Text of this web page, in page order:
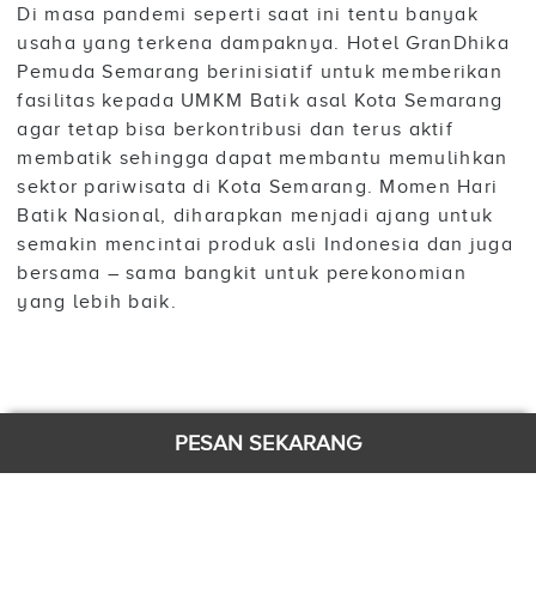
Di masa pandemi seperti saat ini tentu banyak
usaha yang terkena dampaknya. Hotel GranDhika
Pemuda Semarang berinisiatif untuk memberikan
fasilitas kepada UMKM Batik asal Kota Semarang
agar tetap bisa berkontribusi dan terus aktif
membatik sehingga dapat membantu memulihkan
sektor pariwisata di Kota Semarang. Momen Hari
Batik Nasional, diharapkan menjadi ajang untuk
semakin mencintai produk asli Indonesia dan juga
bersama – sama bangkit untuk perekonomian
yang lebih baik.
KONTAK
PESAN SEKARANG